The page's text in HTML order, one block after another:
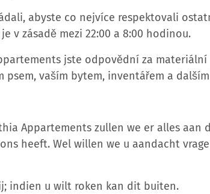
abyste co nejvíce respektovali
v zásadě mezi 22:00 a 8:00 hodinou.
jste odpovědní za
psem, vaším bytem, inventářem a
Appartements zullen we er alles aan
heeft. Wel willen we u aandacht
indien u wilt roken kan dit buiten.